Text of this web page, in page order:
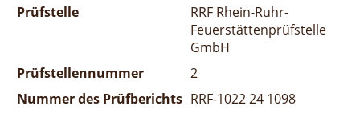
Prüfstelle
RRF Rhein-Ruhr-
Feuerstättenprüfstelle
GmbH
Prüfstellennummer
2
Nummer des Prüfberichts RRF-1022 24 1098